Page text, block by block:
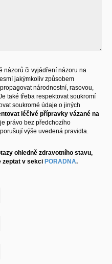
názorů či vyjádření názoru na
jakýmkoliv způsobem
národnostní, rasovou,
také třeba respektovat soukromí
soukromé údaje o jiných
léčivé přípravky vázané na
právo bez předchozího
výše uvedená pravidla.
ohledně zdravotního stavu,
zeptat v sekci PORADNA.